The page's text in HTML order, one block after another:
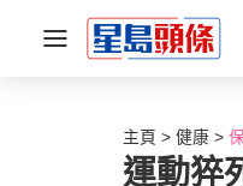
主頁 健康
運動猝